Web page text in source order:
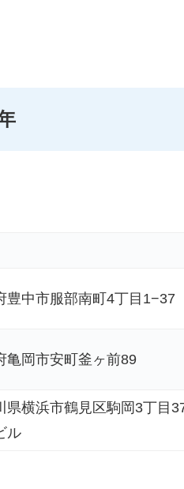
豊中市服部南町4丁目1−37
亀岡市安町釜ヶ前89
県横浜市鶴見区駒岡3丁目
ル